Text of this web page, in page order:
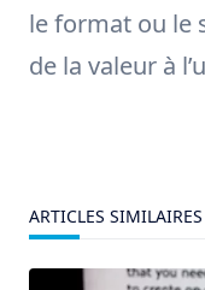
le format ou le
de la valeur à
ARTICLES SIMILAIRES